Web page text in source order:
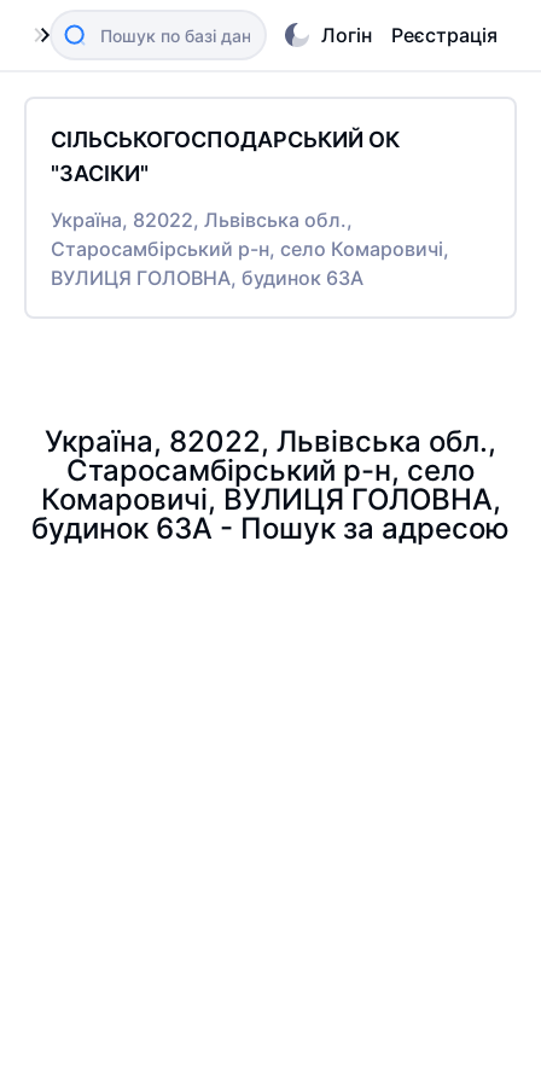
Логін Реєстрація
СІЛЬСЬКОГОСПОДАРСЬКИЙ ОК
"ЗАСІКИ"
Україна, 82022, Львівська обл.,
Старосамбірський р-н, село Комаровичі,
ВУЛИЦЯ ГОЛОВНА, будинок 63А
Україна, 82022, Львівська обл.,
Старосамбірський р-н, село
Комаровичі, ВУЛИЦЯ ГОЛОВНА,
будинок 63А - Пошук за адресою